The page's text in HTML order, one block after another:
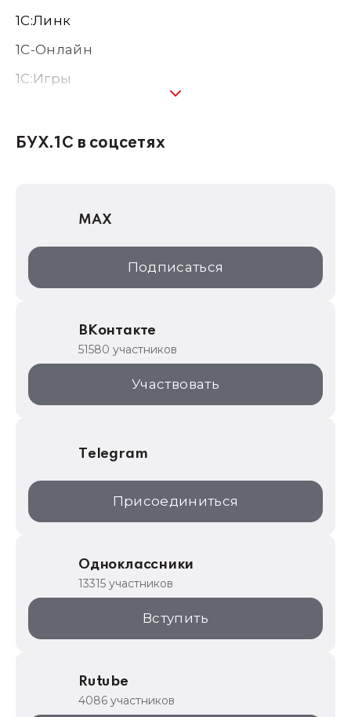
1С:Линк
1С-Онлайн
1C:Игры
1С:Консалтинг
1С:Дистрибьюция
1С:Образование
ИТС.1C.ru
1С:Торговая площадка
БУХ.1С в соцсетях
MAX
Подписаться
ВКонтакте
51580 участников
Участвовать
Telegram
Присоединиться
Одноклассники
13315 участников
Вступить
Rutube
4086 участников